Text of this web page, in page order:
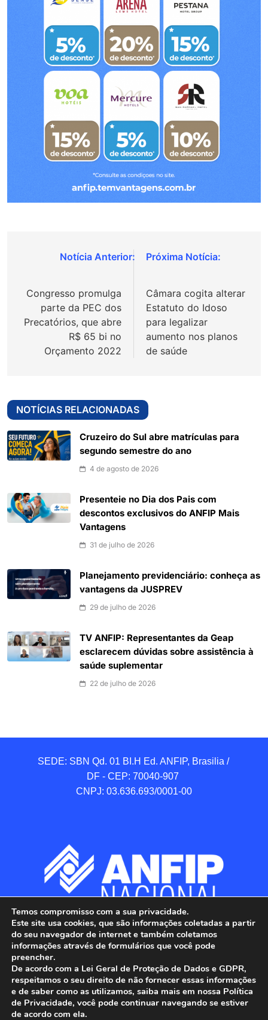
Navegação
Post
Congresso promulga
parte da PEC dos
Precatórios, que abre
R$ 65 bi no
Orçamento 2022
Câmara cogita alterar
Estatuto do Idoso
para legalizar
aumento nos planos
de saúde
NOTÍCIAS RELACIONADAS
Cruzeiro do Sul abre matrículas para
segundo semestre do ano
4 de agosto de 2026
Presenteie no Dia dos Pais com
descontos exclusivos do ANFIP Mais
Vantagens
31 de julho de 2026
Planejamento previdenciário: conheça as
vantagens da JUSPREV
29 de julho de 2026
TV ANFIP: Representantes da Geap
esclarecem dúvidas sobre assistência à
saúde suplementar
22 de julho de 2026
SEDE: SBN Qd. 01 BI.H Ed. ANFIP, Brasilia /
DF - CEP: 70040-907
CNPJ: 03.636.693/0001-00
ANFIP - Associação Nacional dos Auditores
Temos compromisso com a sua privacidade.
Este site usa cookies, que são informações coletadas a partir
do seu navegador de internet e também coletamos
informações através de formulários que você pode
preencher.
De acordo com a Lei Geral de Proteção de Dados e GDPR,
respeitamos o seu direito de não fornecer essas informações
e de saber como as utilizamos, saiba mais em nossa Política
de Privacidade, você pode continuar navegando se estiver
de acordo com ela.